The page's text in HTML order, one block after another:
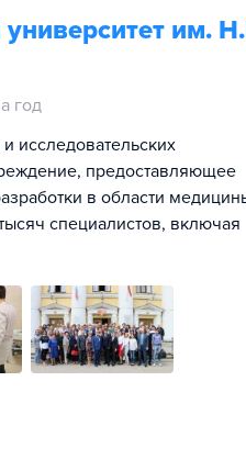
им.
год
исследовательских
предоставляющее
в области
специалистов, включая